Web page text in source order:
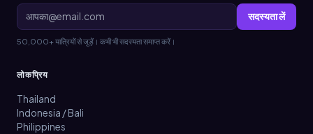
सदस्यता लें
50,000+ यात्रियों से जुड़ें। कभी भी सदस्यता समाप्त करें।
लोकप्रिय
Thailand
Indonesia / Bali
Philippines